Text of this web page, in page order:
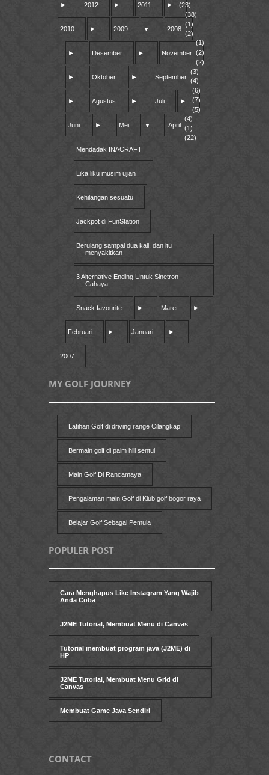
► 2012 ► 2011 ►
2010 ► 2009
(23)
▼ 2008
(38)
► Desember
(1)
► November
(2)
► Oktober
(1)
► September
(2)
► Agustus
(2)
► Juli
(3)
►
Juni
(4)
► Mei
(6)
▼ April
(7)
Mendadak INACRAFT
Lika liku musim ujian
Kehilangan sesuatu
Jackpot di FunStation
Berulang sampai dua kali, dan itu
menyakitkan
3 Alternative Ending Untuk Sinetron
Cahaya
Snack favourite ► Maret
(5)
►
Februari
(4)
► Januari
(1)
►
2007
(22)
MY GOLF JOURNEY
Latihan Golf di driving range Cilangkap
Bermain golf di palm hill sentul
Main Golf Di Rancamaya
Pengalaman main Golf di Klub golf bogor raya
Belajar Golf Sebagai Pemula
POPULER POST
Cara Menghapus Like Instagram Yang Wajib
Anda Coba
J2ME Tutorial, Membuat Menu di Canvas
Tutorial membuat program java (J2ME) di
HP
J2ME Tutorial, Membuat Menu Grid di
Canvas
Membuat Game Java Sendiri
CONTACT